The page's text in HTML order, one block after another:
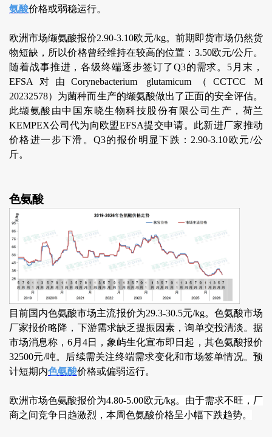
氨酸价格或弱稳运行。
欧洲市场缬氨酸报价2.90-3.10欧元/kg。前期即货市场仍然货
物短缺，所以价格曾经维持在较高的位置：3.50欧元/公斤。
随着战事推进，各级终端逐步签订了Q3的需求。5月末，
EFSA对由Corynebacterium glutamicum（CCTCC M
20232578）为菌种而生产的缬氨酸做出了正面的安全评估。
此缬氨酸由中国东晓生物科技股份有限公司生产，荷兰
KEMPEX公司代为向欧盟EFSA提交申请。此新进厂家推动
价格进一步下滑。Q3的报价明显下跌：2.90-3.10欧元/公
斤。
色氨酸
目前国内色氨酸市场主流报价为29.3-30.5元/kg。色氨酸市场
厂家报价略降，下游需求缺乏提振因素，询单交投清淡。据
市场消息称，6月4日，象屿生化宣布即日起，其色氨酸报价
32500元/吨。后续需关注终端需求变化和市场签单情况。预
计短期内色氨酸价格或偏弱运行。
欧洲市场色氨酸报价为4.80-5.00欧元/kg。由于需求不旺，厂
商之间竞争日趋激烈，本周色氨酸价格呈小幅下跌趋势。